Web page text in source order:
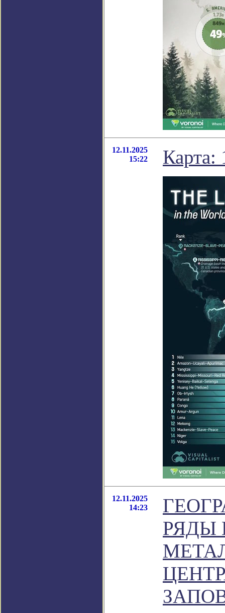
12.11.2025
15:22
Карта:
12.11.2025
14:23
РЯДЫ